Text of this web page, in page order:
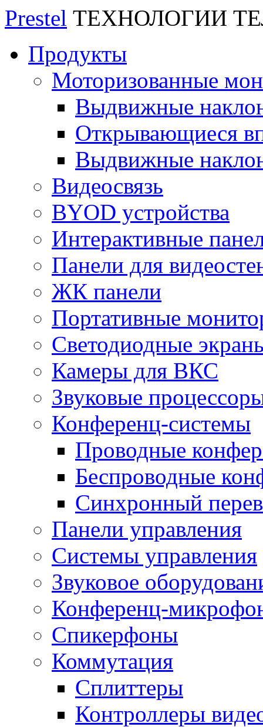
Prestel ТЕХНОЛОГИИ
Продукты
Моторизованные
Выдвижные
Открывающиеся
Выдвижные
Видеосвязь
BYOD устройства
Интерактивные
Панели для
ЖК панели
Портативные
Светодиодные
Камеры для ВКС
Звуковые
Конференц-системы
Проводные
Беспроводные
Синхронный
Панели управления
Системы управления
Звуковое
Конференц-
Спикерфоны
Коммутация
Сплиттеры
Контроллеры